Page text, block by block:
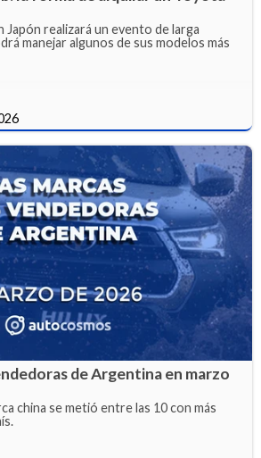
Japón realizará un evento de larga
manejar algunos de sus modelos más
de Argentina en marzo
china se metió entre las 10 con más